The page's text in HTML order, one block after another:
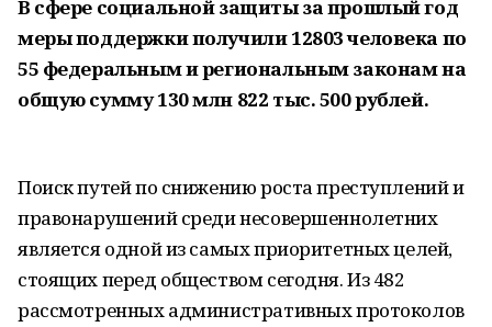
В сфере социальной защиты за прошлый год
меры поддержки получили 12803 человека по
55 федеральным и региональным законам на
общую сумму 130 млн 822 тыс. 500 рублей.
Поиск путей по снижению роста преступлений и
правонарушений среди несовершеннолетних
является одной из самых приоритетных целей,
стоящих перед обществом сегодня. Из 482
рассмотренных административных протоколов